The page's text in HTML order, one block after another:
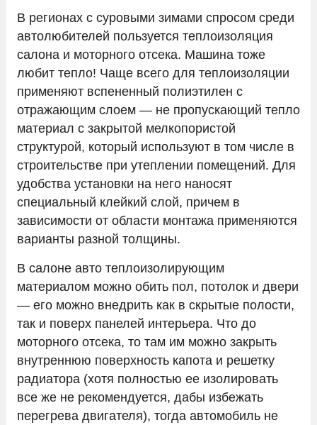
В регионах с суровыми зимами спросом среди
автолюбителей пользуется теплоизоляция
салона и моторного отсека. Машина тоже
любит тепло! Чаще всего для теплоизоляции
применяют вспененный полиэтилен с
отражающим слоем — не пропускающий тепло
материал с закрытой мелкопористой
структурой, который используют в том числе в
строительстве при утеплении помещений. Для
удобства установки на него наносят
специальный клейкий слой, причем в
зависимости от области монтажа применяются
варианты разной толщины.
В салоне авто теплоизолирующим
материалом можно обить пол, потолок и двери
— его можно внедрить как в скрытые полости,
так и поверх панелей интерьера. Что до
моторного отсека, то там им можно закрыть
внутреннюю поверхность капота и решетку
радиатора (хотя полностью ее изолировать
все же не рекомендуется, дабы избежать
перегрева двигателя), тогда автомобиль не